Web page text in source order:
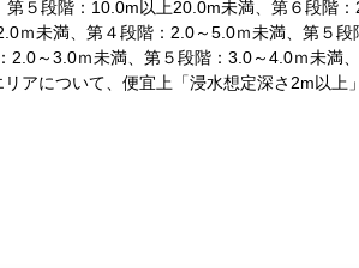
５段階：10.0m以上20.0m未満、第６段階
ｍ未満、第４段階：2.0～5.0ｍ未満、第５
2.0～3.0ｍ未満、第５段階：3.0～4.0ｍ未満
アについて、便宜上「浸水想定深さ2m以上